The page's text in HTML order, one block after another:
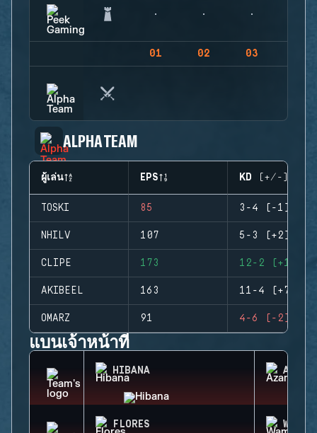
01 02 03
ALPHA TEAM
ผู้เล่น EPS KD (+/-)
TOSKI 85 3-4 (-1)
NHILV 107 5-3 (+2)
CLIPE 173 12-2 (+10)
AKIBEEL 163 11-4 (+7)
OMARZ 91 4-6 (-2)
แบนเจ้าหน้าที่
HIBANA AZAMI
FLORES WAMAI